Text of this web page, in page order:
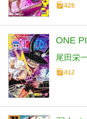
428
ONE
尾田栄
412